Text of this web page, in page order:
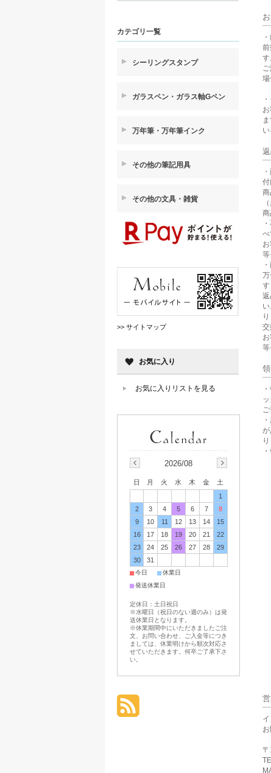
前
す
場
付
商
商
べ
等
万
す
交
等
り
カテゴリ一覧
シーリングスタンプ
ガラスペン・ガラス軸Gペン
万年筆・万年筆インク
その他の筆記用具
その他の文具・雑貨
>> サイトマップ
お気に入り
お気に入りリストを見る
2026/08
日 月 火 水 木 金
土
1
2
3 4 5 6 7
8
9
10 11 12 13 14
15
16
17 18 19 20 21
22
23
24 25 26 27 28
29
30
31
■今日 ■休業日
■発送休業日
定休日：土日祝日
※水曜日（祝日のない週のみ）は発
送休業日となります。
※休業期間中にいただきましたご注
文、お問い合わせ、ご入金等につき
ましては、休業明けから順次対応さ
せていただきます。何卒ご了承下さ
い。